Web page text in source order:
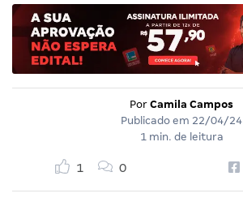
Por Camila Campos
Publicado em 22/04/24
1 min. de leitura
1 0